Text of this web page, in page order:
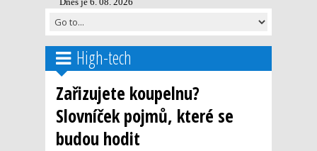
High-tech
Zařizujete koupelnu?
Slovníček pojmů, které se
budou hodit